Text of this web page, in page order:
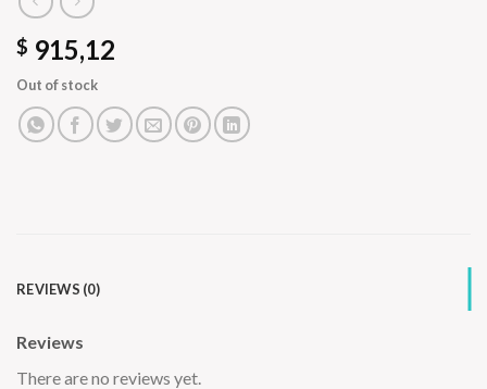
$ 915,12
Out of stock
REVIEWS (0)
Reviews
There are no reviews yet.